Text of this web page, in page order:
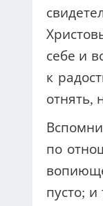
себе и
к
отнять,
по
пусто;